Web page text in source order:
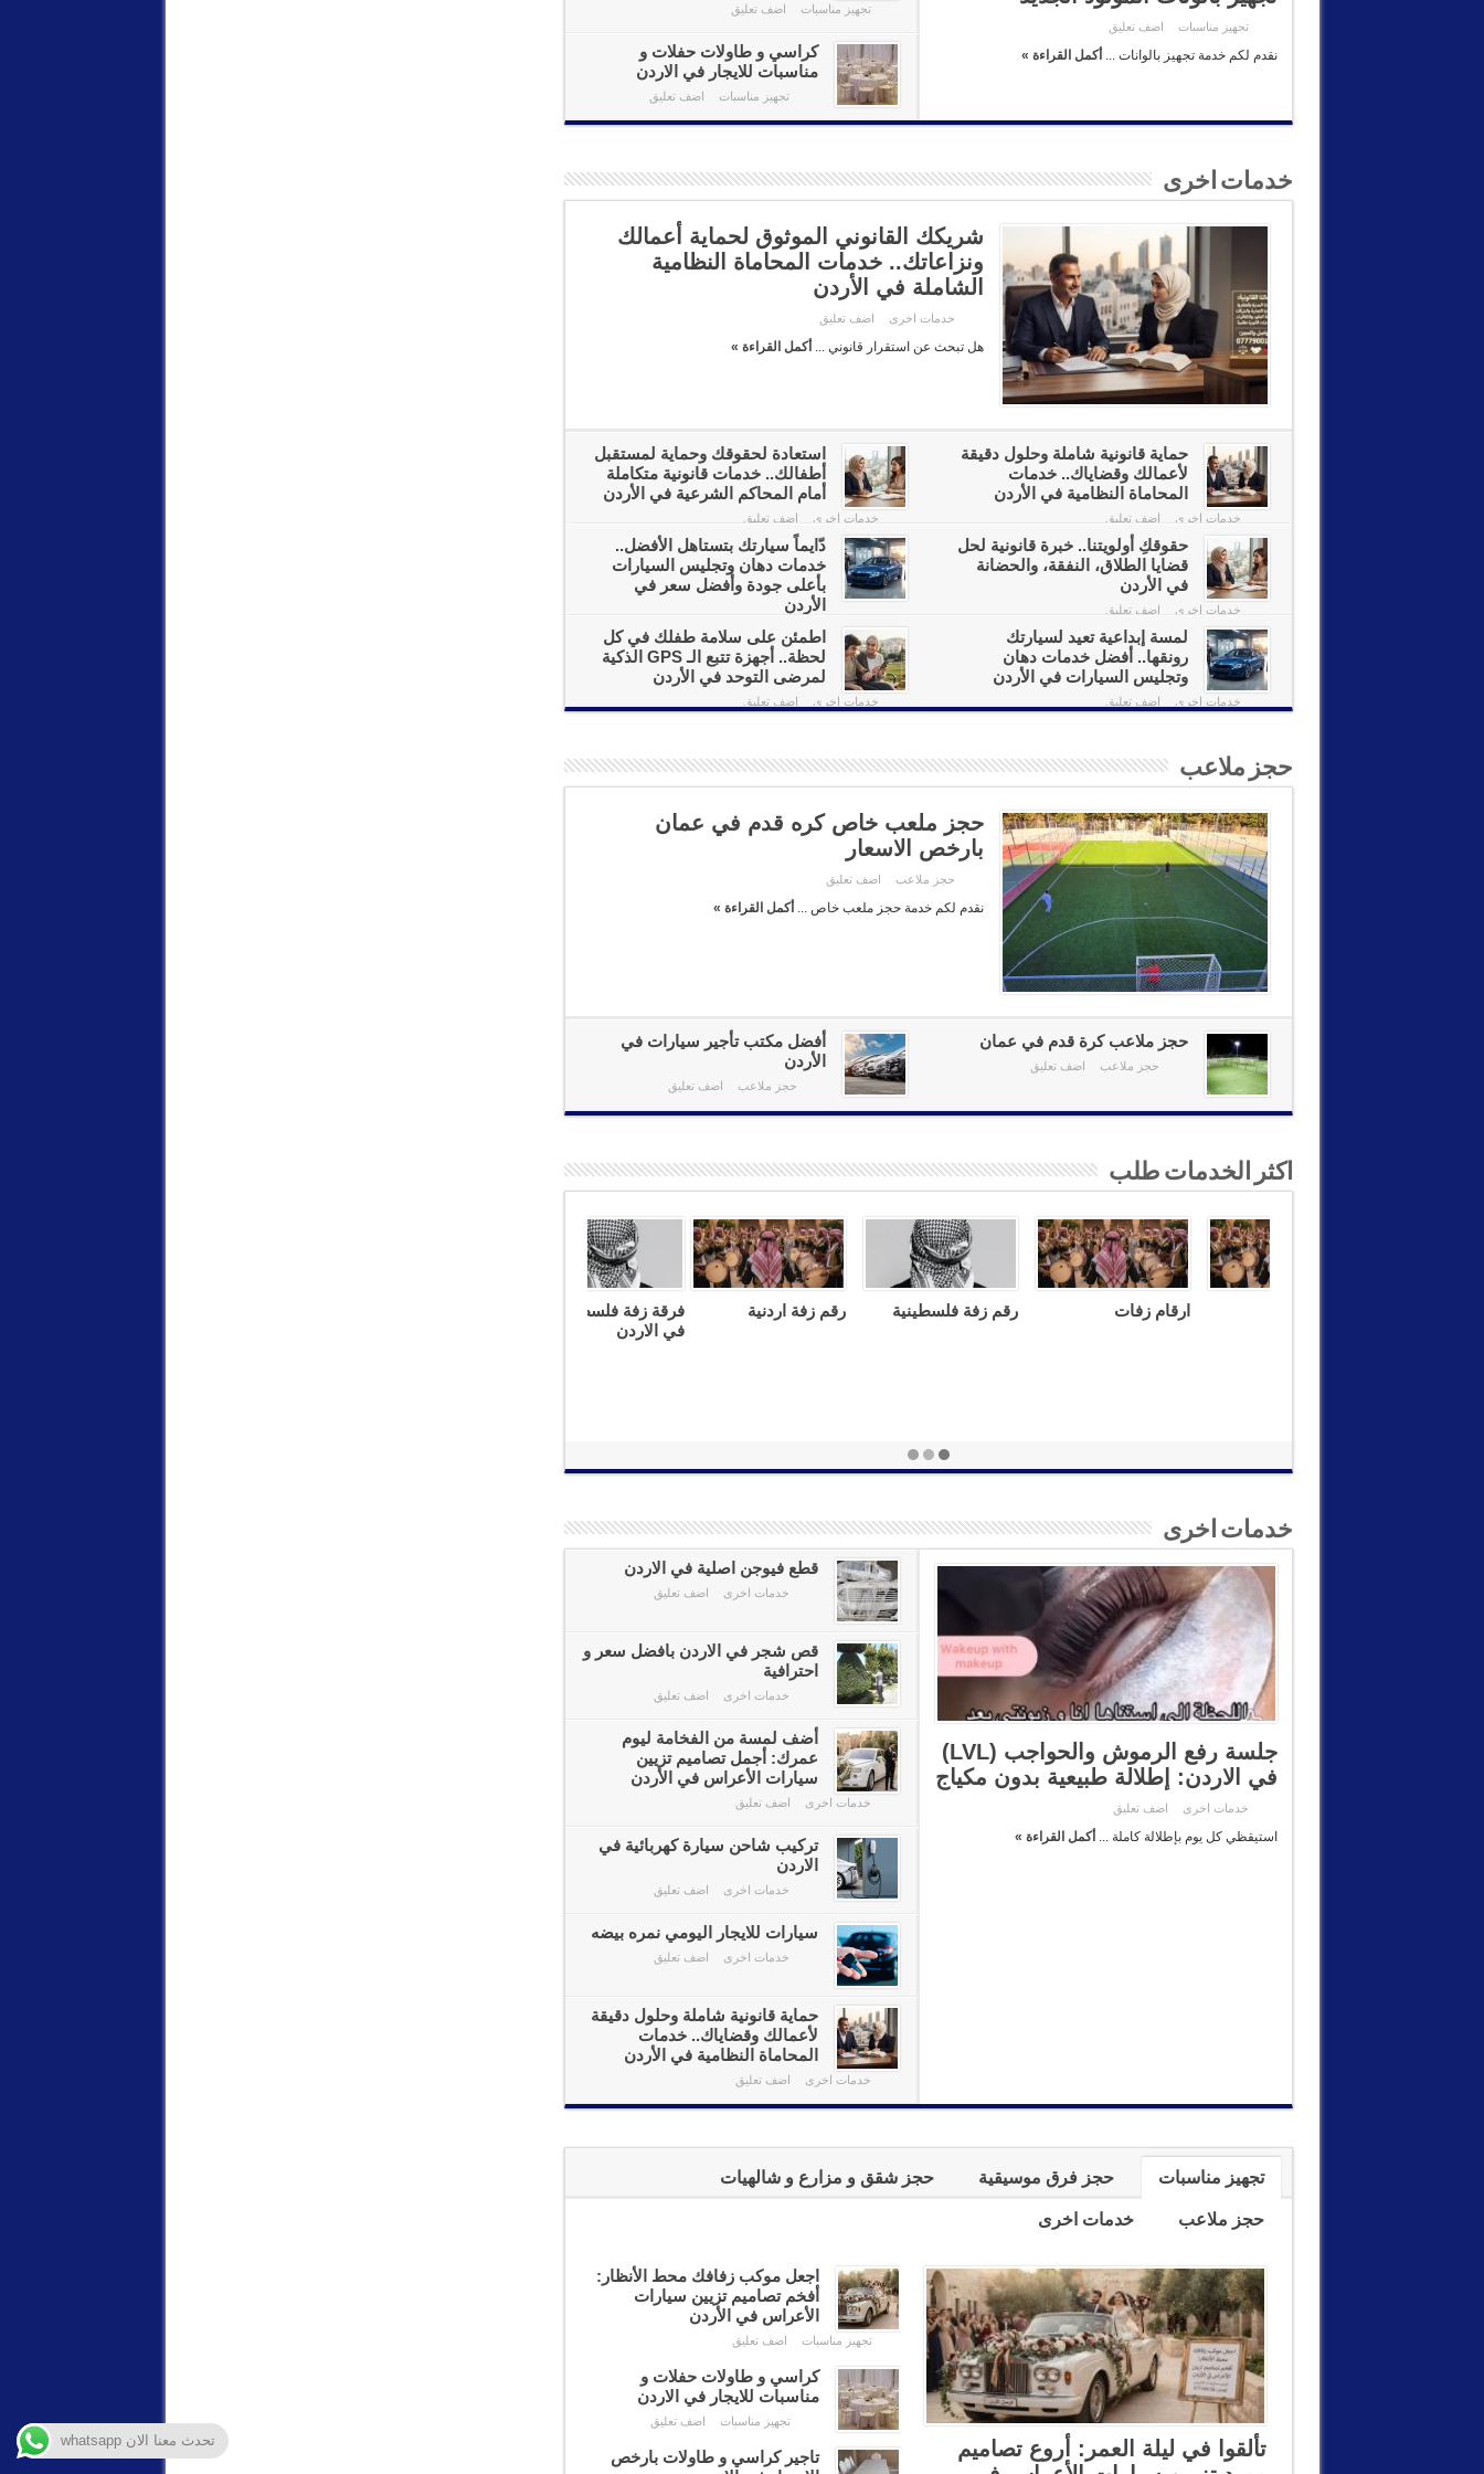
تجهيز مناسبات اضف تعليق
نقدم لكم خدمة تجهيز بالوانات ...أكمل القراءة »
تجهيز مناسبات اضف تعليق
كراسي و طاولات حفلات و
مناسبات للايجار في الاردن
تجهيز مناسبات اضف تعليق
خدمات اخرى
شريكك القانوني الموثوق لحماية أعمالك
ونزاعاتك.. خدمات المحاماة النظامية
الشاملة في الأردن
خدمات اخرى اضف تعليق
هل تبحث عن استقرار قانوني ...أكمل القراءة »
حماية قانونية شاملة وحلول دقيقة
لأعمالك وقضاياك.. خدمات
المحاماة النظامية في الأردن
خدمات اخرى اضف تعليق
استعادة لحقوقك وحماية لمستقبل
أطفالك.. خدمات قانونية متكاملة
أمام المحاكم الشرعية في الأردن
خدمات اخرى اضف تعليق
حقوقكِ أولويتنا.. خبرة قانونية لحل
قضايا الطلاق، النفقة، والحضانة
في الأردن
خدمات اخرى اضف تعليق
دّايماً سيارتك بتستاهل الأفضل..
خدمات دهان وتجليس السيارات
بأعلى جودة وأفضل سعر في
الأردن
خدمات اخرى اضف تعليق
لمسة إبداعية تعيد لسيارتك
رونقها.. أفضل خدمات دهان
وتجليس السيارات في الأردن
خدمات اخرى اضف تعليق
اطمئن على سلامة طفلك في كل
لحظة.. أجهزة تتبع الـ GPS الذكية
لمرضى التوحد في الأردن
خدمات اخرى اضف تعليق
حجز ملاعب
حجز ملعب خاص كره قدم في عمان
بارخص الاسعار
حجز ملاعب اضف تعليق
نقدم لكم خدمة حجز ملعب خاص ... أكمل القراءة »
حجز ملاعب كرة قدم في عمان
حجز ملاعب اضف تعليق
أفضل مكتب تأجير سيارات في
الأردن
حجز ملاعب اضف تعليق
اكثر الخدمات طلب
رقم فرقة زفة ارقام زفات رقم زفة فلسطينية رقم زفة اردنية
خدمات اخرى
جلسة رفع الرموش والحواجب (LVL)
في الاردن: إطلالة طبيعية بدون مكياج
خدمات اخرى اضف تعليق
استيقظي كل يوم بإطلالة كاملة ... أكمل القراءة »
قطع فيوجن اصلية في الاردن
خدمات اخرى اضف تعليق
قص شجر في الاردن بافضل سعر و
احترافية
خدمات اخرى اضف تعليق
أضف لمسة من الفخامة ليوم
عمرك: أجمل تصاميم تزيين
سيارات الأعراس في الأردن
خدمات اخرى اضف تعليق
تركيب شاحن سيارة كهربائية في
الاردن
خدمات اخرى اضف تعليق
سيارات للايجار اليومي نمره بيضه
خدمات اخرى اضف تعليق
حماية قانونية شاملة وحلول دقيقة
لأعمالك وقضاياك.. خدمات
المحاماة النظامية في الأردن
خدمات اخرى اضف تعليق
تجهيز مناسبات حجز فرق موسيقية حجز شقق و مزارع و شالهيات
حجز ملاعب خدمات اخرى
تألقوا في ليلة العمر: أروع تصاميم
اجعل موكب زفافك محط الأنظار:
أفخم تصاميم تزيين سيارات
الأعراس في الأردن
تجهيز مناسبات اضف تعليق
كراسي و طاولات حفلات و
مناسبات للايجار في الاردن
تجهيز مناسبات اضف تعليق
تاجير كراسي و طاولات بارخص
تحدث معنا الان whatsapp